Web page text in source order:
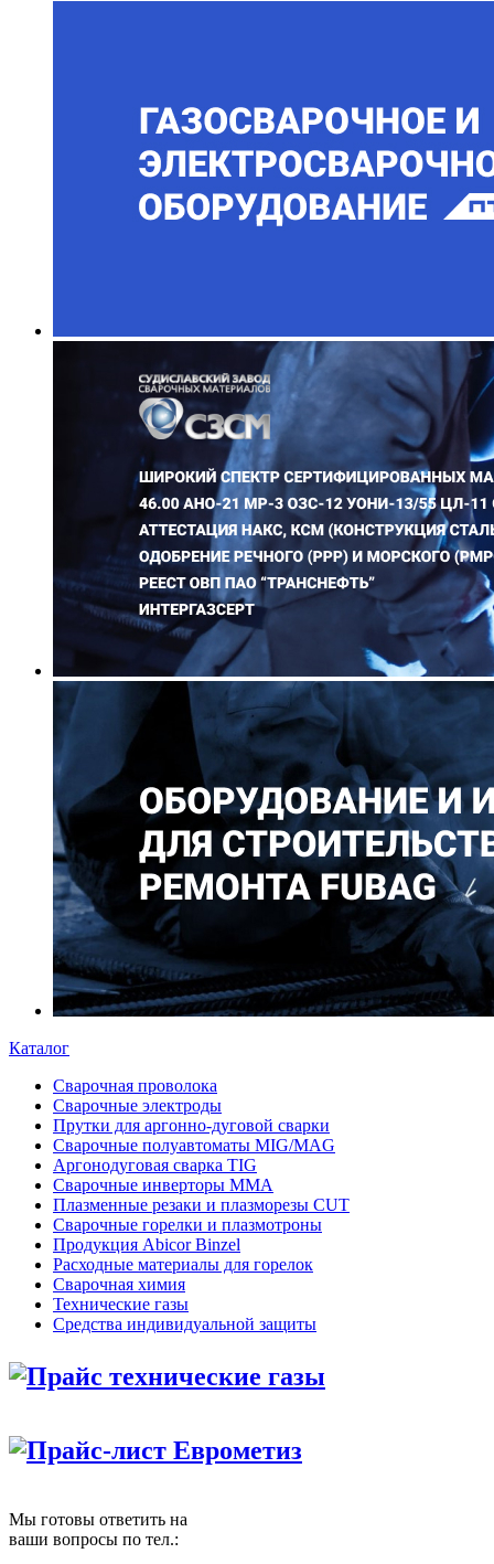
Каталог
Сварочная проволока
Сварочные электроды
Прутки для аргонно-дуговой сварки
Сварочные полуавтоматы MIG/MAG
Аргонодуговая сварка TIG
Сварочные инверторы MMA
Плазменные резаки и плазморезы CUT
Сварочные горелки и плазмотроны
Продукция Abicor Binzel
Расходные материалы для горелок
Сварочная химия
Технические газы
Средства индивидуальной защиты
Прайс технические газы
Прайс-лист Еврометиз
Мы готовы ответить на
ваши вопросы по тел.: